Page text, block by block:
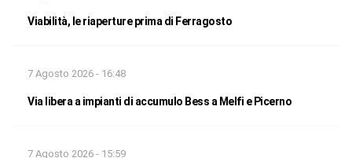
Viabilità, le riaperture prima di Ferragosto
7 Agosto 2026 - 16:48
Via libera a impianti di accumulo Bess a Melfi e Picerno
7 Agosto 2026 - 15:59